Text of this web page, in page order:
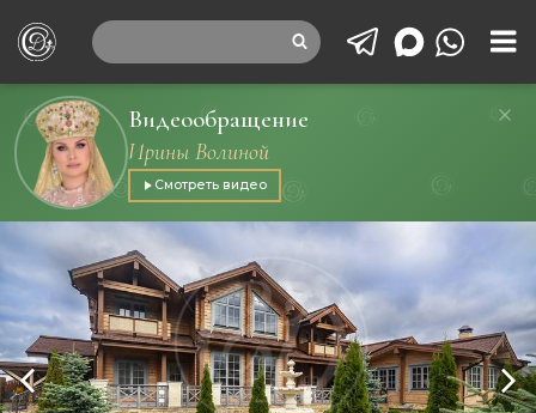
Видеообращение
Ирины Волиной
Смотреть видео